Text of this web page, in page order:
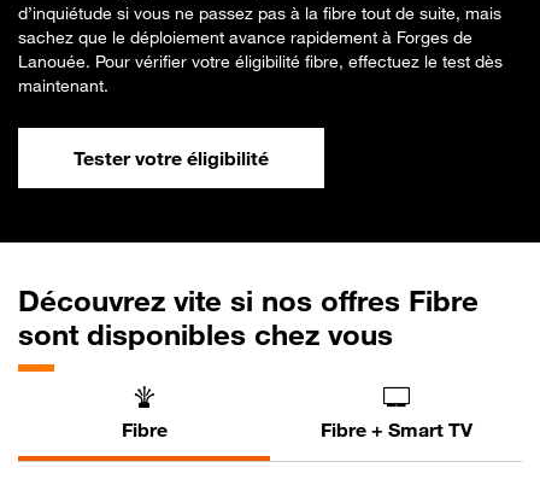
d’inquiétude si vous ne passez pas à la fibre tout de suite, mais
sachez que le déploiement avance rapidement à Forges de
Lanouée. Pour vérifier votre éligibilité fibre, effectuez le test dès
maintenant.
Tester votre éligibilité
Découvrez vite si nos offres Fibre
sont disponibles chez vous
Fibre Fibre + Smart TV